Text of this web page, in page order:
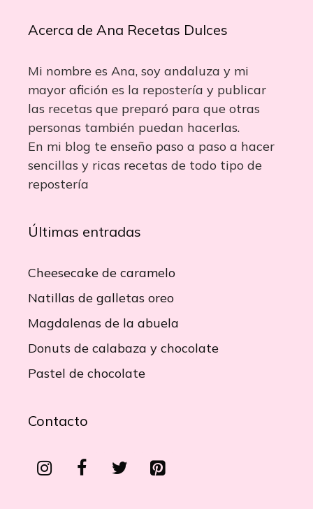
Acerca de Ana Recetas Dulces
Mi nombre es Ana, soy andaluza y mi
mayor afición es la repostería y publicar
las recetas que preparó para que otras
personas también puedan hacerlas.
En mi blog te enseño paso a paso a hacer
sencillas y ricas recetas de todo tipo de
repostería
Últimas entradas
Cheesecake de caramelo
Natillas de galletas oreo
Magdalenas de la abuela
Donuts de calabaza y chocolate
Pastel de chocolate
Contacto